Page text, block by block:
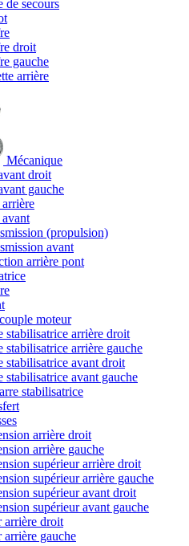
de secours
droit
gauche
arrière
Mécanique
droit
gauche
(propulsion)
avant
arrière pont
moteur
stabilisatrice arrière droit
stabilisatrice arrière gauche
stabilisatrice avant droit
stabilisatrice avant gauche
stabilisatrice
arrière droit
arrière gauche
supérieur arrière droit
supérieur arrière gauche
supérieur avant droit
supérieur avant gauche
arrière droit
gauche